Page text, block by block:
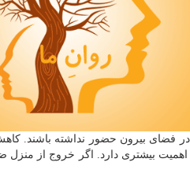
فضای بیرون حضور نداشته باشند.
اهمیت بیشتری دارد. اگر خروج از منزل